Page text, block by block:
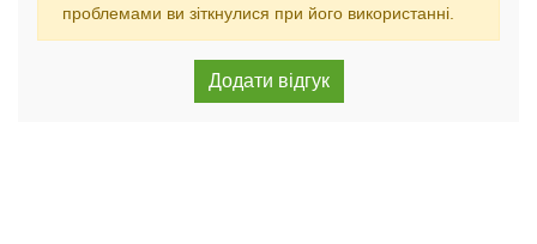
проблемами ви зіткнулися при його використанні.